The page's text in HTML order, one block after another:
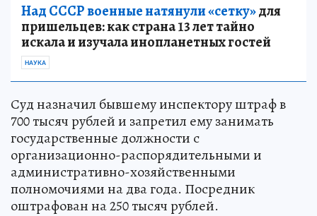
Над СССР военные натянули «сетку»для
пришельцев: как страна 13 лет тайно
искала и изучала инопланетных гостей
НАУКА
Суд назначил бывшему инспектору штраф в
700 тысяч рублей и запретил ему занимать
государственные должности с
организационно-распорядительными и
административно-хозяйственными
полномочиями на два года. Посредник
оштрафован на 250 тысяч рублей.